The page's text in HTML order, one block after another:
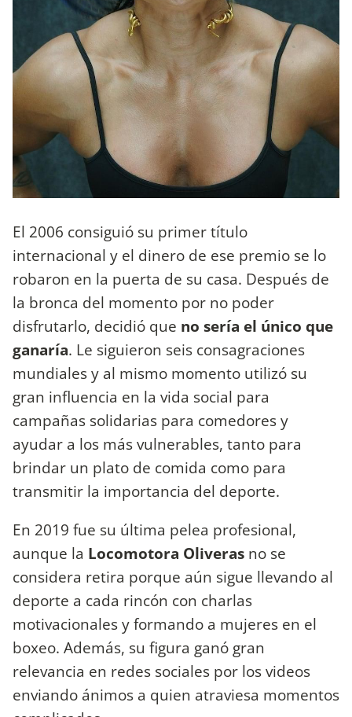
El 2006 consiguió su primer título
internacional y el dinero de ese premio se lo
robaron en la puerta de su casa. Después de
la bronca del momento por no poder
disfrutarlo, decidió que no sería el único que
ganaría. Le siguieron seis consagraciones
mundiales y al mismo momento utilizó su
gran influencia en la vida social para
campañas solidarias para comedores y
ayudar a los más vulnerables, tanto para
brindar un plato de comida como para
transmitir la importancia del deporte.
En 2019 fue su última pelea profesional,
aunque la Locomotora Oliveras no se
considera retira porque aún sigue llevando al
deporte a cada rincón con charlas
motivacionales y formando a mujeres en el
boxeo. Además, su figura ganó gran
relevancia en redes sociales por los videos
enviando ánimos a quien atraviesa momentos